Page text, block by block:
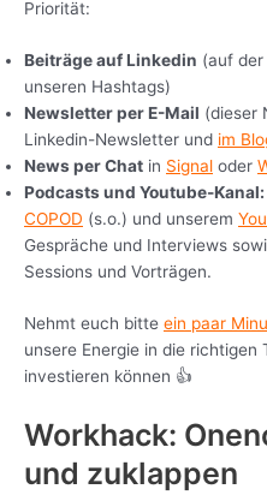
Priorität:
Beiträge auf Linkedin (auf
unseren Hashtags)
Newsletter per E-Mail (dieser
Linkedin-Newsletter und im
News per Chat in Signal oder
Podcasts und Youtube-Kanal:
COPOD (s.o.) und unserem
Gespräche und Interviews
Sessions und Vorträgen.
Nehmt euch bitte ein paar
unsere Energie in die richtigen
investieren können 👍
Workhack:
und zuklappen